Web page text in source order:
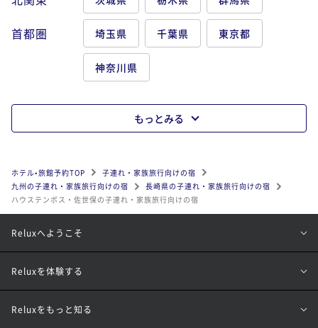
首都圏 埼玉県 千葉県 東京都
神奈川県
もっとみる
ホテル•旅館予約TOP
子連れ・家族旅行向けの宿
九州の子連れ・家族旅行向けの宿
長崎県の子連れ・家族旅行向けの宿
ハウステンボス・佐世保の子連れ・家族旅行向けの宿
Reluxへようこそ
Reluxを体験する
Reluxをもっと知る